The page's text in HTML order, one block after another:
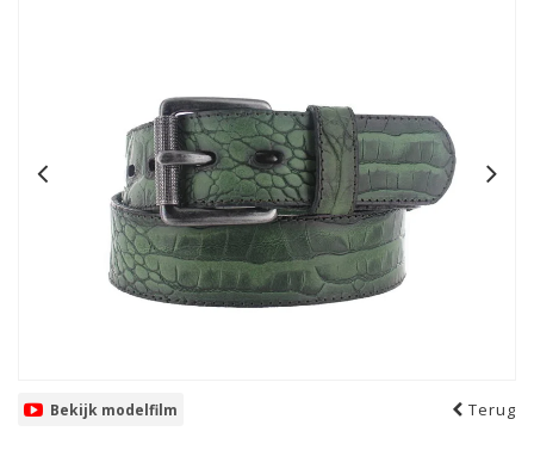
Bekijk modelfilm Terug